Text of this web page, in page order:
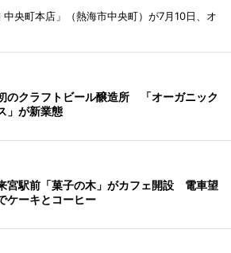
央町本店」（熱海市中央町）が7月10日、オ
のクラフトビール醸造所 「オーガニック
」が新業態
宮駅前「菓子の木」がカフェ開設 電車望
ケーキとコーヒー